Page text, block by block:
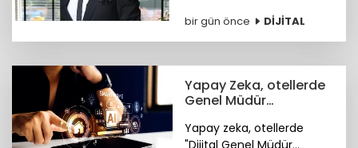
bekleyen siber riskler
neler? sorusunu cevapladı.
bir gün önce DİJİTAL
Yapay Zeka, otellerde
Genel Müdür
hazırlanıyor
Yapay zeka, otellerde
"Dijital Genel Müdür